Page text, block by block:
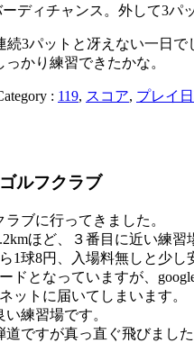
ディチャンス。外して3パ
3パットと冴えない一日で
かり練習できたかな。
: 119, スコア, プレイ
ルフクラブ
ブに行ってきました。
ほど、３番目に近い練習
1球8円、入場料無しと少し
ドとなっていますが、
ットに届いてしまいます。
練習場です。
ですが真っ直ぐ飛びました